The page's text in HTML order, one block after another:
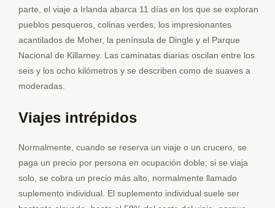
parte, el viaje a Irlanda abarca 11 días en los que se exploran
pueblos pesqueros, colinas verdes, los impresionantes
acantilados de Moher, la península de Dingle y el Parque
Nacional de Killarney. Las caminatas diarias oscilan entre los
seis y los ocho kilómetros y se describen como de suaves a
moderadas.
Viajes intrépidos
Normalmente, cuando se reserva un viaje o un crucero, se
paga un precio por persona en ocupación doble; si se viaja
solo, se cobra un precio más alto, normalmente llamado
suplemento individual. El suplemento individual suele ser